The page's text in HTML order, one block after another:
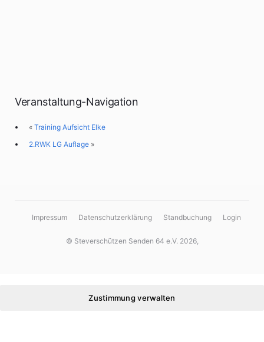
Veranstaltung-Navigation
«Training Aufsicht Elke
2.RWK LG Auflage »
Impressum Datenschutzerklärung Standbuchung Login
© Steverschützen Senden 64 e.V. 2026,
Zustimmung verwalten